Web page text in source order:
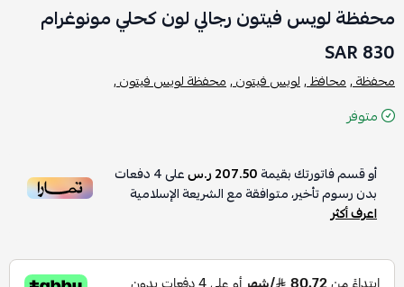
محفظة لويس فيتون رجالي لون كحلي مونوغرام
830 SAR
محفظة ,محافظ ,لويس فيتون ,محفظة لويس فيتون ,
متوفر
أو قسم فاتورتك بقيمة207.50 ر.س على4دفعات
بدون رسوم تأخير، متوافقة مع الشريعة الإسلامية
اعرف أكثر